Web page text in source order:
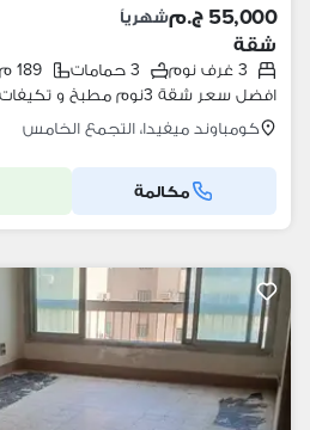
55,000 ج.م شهرياً
شقة
3 غرف نوم 3 حمامات
189 م٢
كومباوند ميفيدا، التجمع الخامس
مكالمة